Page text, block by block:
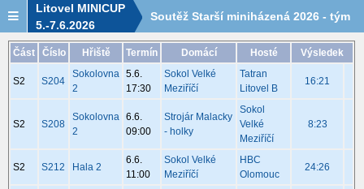
Litovel MINICUP
5.-7.6.2026
Soutěž Starší miniházená 2026 - tým
Sokol Velké Meziříčí - rozpis utkání
Část Číslo Hřiště Termín Domácí Hosté Výsledek
S2 S204
Sokolovna
2
5.6.
17:30
Sokol Velké
Meziříčí
Tatran
Litovel B
16:21
S2 S208
Sokolovna
2
6.6.
09:00
Strojár Malacky
- holky
Sokol
Velké
Meziříčí
8:23
S2 S212 Hala 2
6.6.
11:00
Sokol Velké
Meziříčí
HBC
Olomouc
24:26